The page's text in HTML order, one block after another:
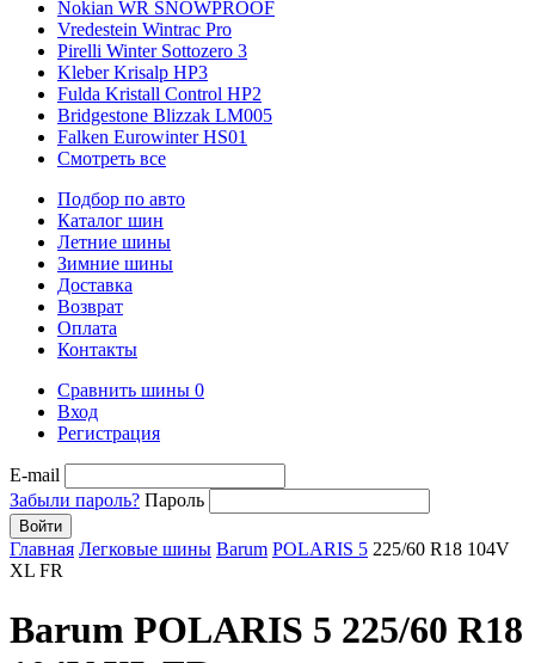
Nokian WR SNOWPROOF
Vredestein Wintrac Pro
Pirelli Winter Sottozero 3
Kleber Krisalp HP3
Fulda Kristall Control HP2
Bridgestone Blizzak LM005
Falken Eurowinter HS01
Смотреть все
Подбор по авто
Каталог шин
Летние шины
Зимние шины
Доставка
Возврат
Оплата
Контакты
Сравнить шины 0
Вход
Регистрация
E-mail
Забыли пароль? Пароль
Войти
Главная Легковые шины Barum POLARIS 5 225/60 R18 104V
XL FR
Barum POLARIS 5 225/60 R18